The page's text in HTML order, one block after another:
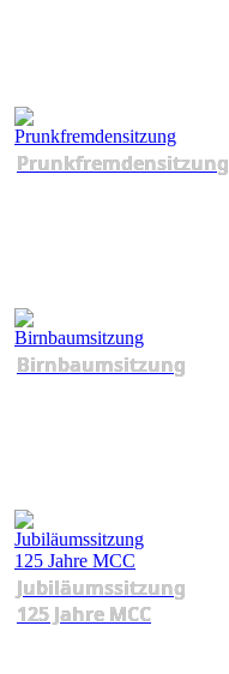
Prunkfremdensitzung
Birnbaumsitzung
Jubiläumssitzung
125 Jahre MCC